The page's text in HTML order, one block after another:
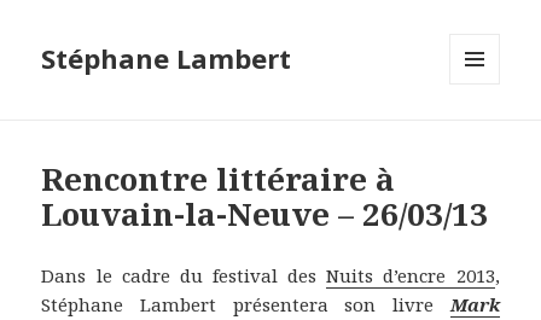
Stéphane Lambert
Rencontre littéraire à
Louvain-la-Neuve – 26/03/13
Dans le cadre du festival desNuits d’encre 2013,
Stéphane Lambert présentera son livreMark